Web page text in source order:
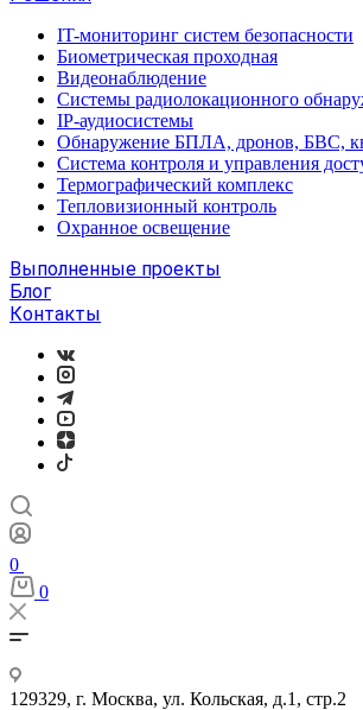
IT-мониторинг систем безопасности
Биометрическая проходная
Видеонаблюдение
Системы радиолокационного
IP-аудиосистемы
Обнаружение БПЛА, дронов, БВС,
Система контроля и управления
Термографический комплекс
Тепловизионный контроль
Охранное освещение
Выполненные проекты
Блог
Контакты
0
0
129329, г. Москва, ул. Кольская, д.1, стр.2